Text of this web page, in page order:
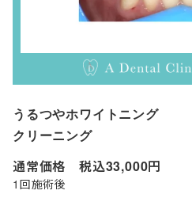
うるつやホワイトニング
クリーニング
通常価格 税込33,000円
1回施術後